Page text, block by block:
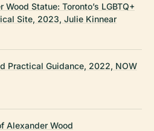
Statue: Toronto’s LGBTQ+
Site, 2023, Julie Kinnear
Practical Guidance, 2022, NOW
Alexander Wood